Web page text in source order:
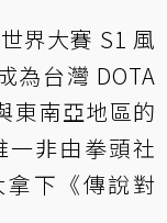
界大賽 S1 風
為台灣 DOTA
東南亞地區的
一非由拳頭社
下《傳說對